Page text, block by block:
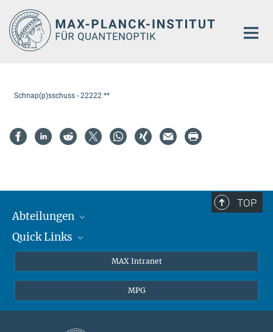
Hauptinhalt
Schnap(p)sschuss - 22222 **
TOP
Abteilungen
Attosekundenphysik
Quantendynamik
Quick Links
EU-Büro
Kontakt
MAX Intranet
MPG